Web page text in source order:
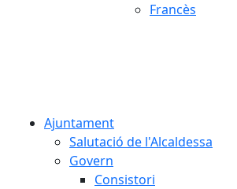
Francès
Ajuntament
Salutació de l'Alcaldessa
Govern
Consistori